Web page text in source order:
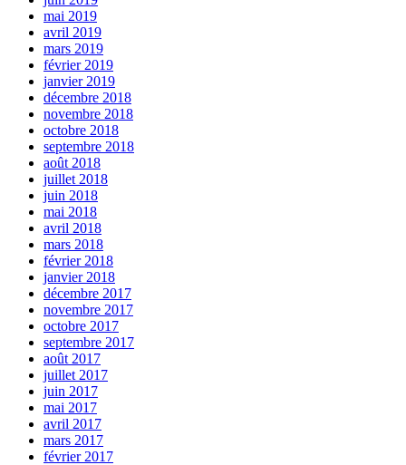
mai 2019
avril 2019
mars 2019
février 2019
janvier 2019
décembre 2018
novembre 2018
octobre 2018
septembre 2018
août 2018
juillet 2018
juin 2018
mai 2018
avril 2018
mars 2018
février 2018
janvier 2018
décembre 2017
novembre 2017
octobre 2017
septembre 2017
août 2017
juillet 2017
juin 2017
mai 2017
avril 2017
mars 2017
février 2017